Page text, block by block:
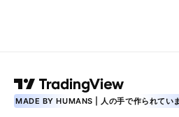
MADE BY HUMANS | 人の手で作られてい